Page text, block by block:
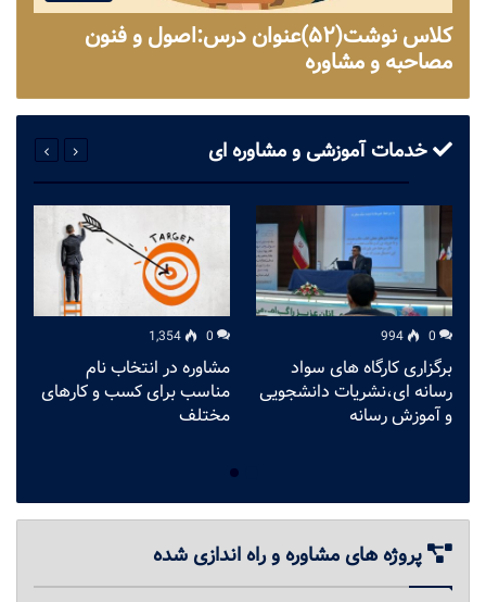
کلاس نوشت(۵۲)عنوان درس:اصول و فنون
مصاحبه و مشاوره
خدمات آموزشی و مشاوره ای
0
994
برگزاری کارگاه های سواد
رسانه ای،نشریات دانشجویی
و آموزش رسانه
0
1,354
مشاوره در انتخاب نام
مناسب برای کسب و کارهای
مختلف
پروژه های مشاوره و راه اندازی شده